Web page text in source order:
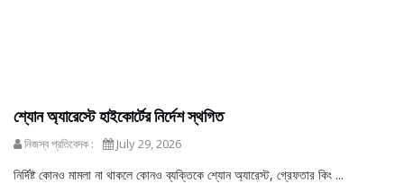
শ্যোন অ্যারেস্টে হাইকোর্টের নির্দেশ স্থগিত
নিজস্ব প্রতিবেদক : July 29, 2026
নির্দিষ্ট কোনও মামলা না থাকলে কোনও ব্যক্তিকে শ্যোন অ্যারেস্ট, গ্রেফতার কিং ...